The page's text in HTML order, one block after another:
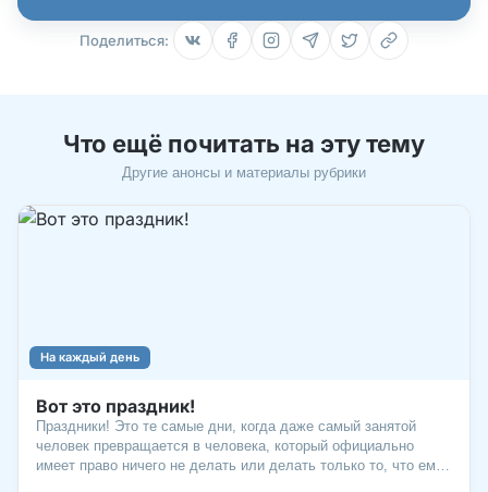
Поделиться:
Что ещё почитать на эту тему
Другие анонсы и материалы рубрики
На каждый день
Вот это праздник!
Праздники! Это те самые дни, когда даже самый занятой
человек превращается в человека, который официально
имеет право ничего не делать или делать только то, что ему